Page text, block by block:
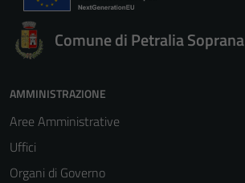
Comune di Petralia Soprana
AMMINISTRAZIONE
Aree Amministrative
Uffici
Organi di Governo